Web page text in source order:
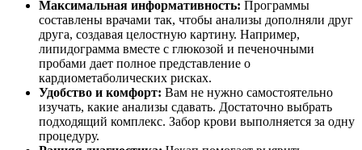
Максимальная информативность: Программы
составлены врачами так, чтобы анализы дополняли друг
друга, создавая целостную картину. Например,
липидограмма вместе с глюкозой и печеночными
пробами дает полное представление о
кардиометаболических рисках.
Удобство и комфорт: Вам не нужно самостоятельно
изучать, какие анализы сдавать. Достаточно выбрать
подходящий комплекс. Забор крови выполняется за одну
процедуру.